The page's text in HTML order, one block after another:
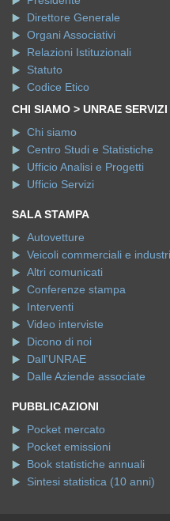
Direttore Generale
Organi Associativi
Relazioni Istituzionali
Statuto
Codice Etico
CHI SIAMO > UNRAE SERVIZI
Chi siamo
Centro Studi e Statistiche
Ufficio Analisi e Progetti
Ufficio Servizi
SALA STAMPA
Autovetture
Veicoli commerciali e
Altri comunicati
Conferenze stampa
Interventi
Video interviste
Dicono di noi
Dall'UNRAE
Dalle Aziende associate
PUBBLICAZIONI
Pocket mercato
Pocket emissioni
Book statistiche annuali
Sintesi statistica (10 anni)